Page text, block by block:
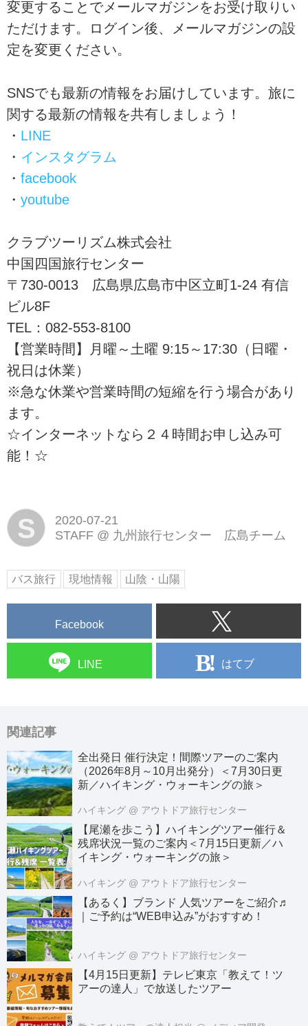
変更することでメールマガジンをお受け取りい
ただけます。ログイン後、メールマガジンの設
定を変更ください。
SNSでも最新の情報をお届けしています。旅に
関する最新の情報を共有しましょう！
・ LINE
・ インスタグラム
・ facebook
・ youtube
クラブツーリズム株式会社
中国四国旅行センター
〒730-0013 広島県広島市中区立町1-24 有信
ビル8F
TEL：082-553-8100
【営業時間】月曜～土曜 9:15～17:30（日曜・
祝日は休業）
※急な休業や営業時間の短縮を行う場合があり
ます。
☆インターネットなら２４時間お申し込み可
能！☆
S
2020-07-21
STAFF @ 九州旅行センター 広島チーム
バス旅行 現地情報 山陰・山陽
Facebook
LINE はてブ
関連記事
全出発日 催行決定！間際ツアーのご案内
（2026年8月～10月出発分）＜7月30日更
新／ハイキング・ウォーキングの旅＞
ハイキング @ アウトドア旅行センター
【尾瀬を歩こう】ハイキングツアー催行＆
残席状況一覧のご案内＜7月15日更新／ハ
イキング・ウォーキングの旅＞
ハイキング @ アウトドア旅行センター
【あるく】ブランド 人気ツアーをご紹介♬
｜ご予約は“WEB申込み”がおすすめ！
ハイキング @ アウトドア旅行センター
【4月15日更新】テレビ東京「教えて！ツ
アーの達人」で放送したツアー